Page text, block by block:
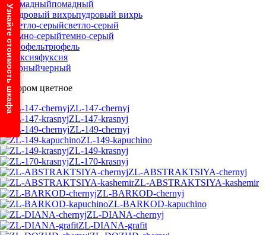
помадный
пудровый вихрь
светло-серый
темно-серый
трюфель
фуксия
черный
С узором цветное
ZL-147-chernyj
ZL-147-krasnyj
ZL-149-chernyj
ZL-149-kapuchino
ZL-149-krasnyj
ZL-170-krasnyj
ZL-ABSTRAKTSIYA-chernyj
ZL-ABSTRAKTSIYA-kashemir
ZL-BARKOD-chernyj
ZL-BARKOD-kapuchino
ZL-DIANA-chernyj
ZL-DIANA-grafit
Узнайте стоимость шкафа